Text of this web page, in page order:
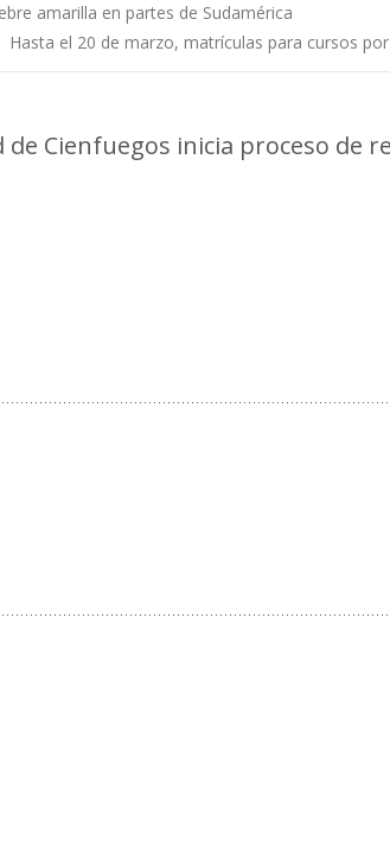
amarilla en partes de Sudamérica
Hasta el 20 de marzo, matrículas para cursos
de Cienfuegos inicia proceso de